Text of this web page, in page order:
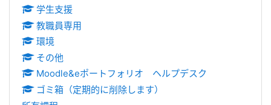
学生支援
教職員専用
環境
その他
Moodle&eポートフォリオ ヘルプデスク
ゴミ箱（定期的に削除します）